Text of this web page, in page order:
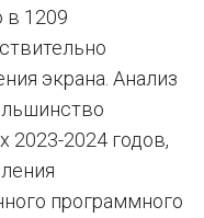
в 1209
экрана. Анализ
2023-2024 годов,
программного